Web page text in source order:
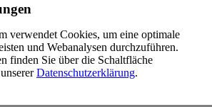
verwendet Cookies, um eine optimale
und Webanalysen durchzuführen.
finden Sie über die Schaltfläche
Datenschutzerklärung.